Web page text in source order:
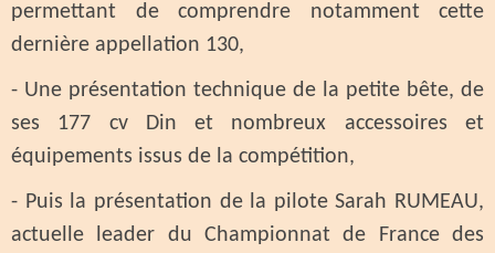
permettant de comprendre notamment cette
dernière appellation 130,
- Une présentation technique de la petite bête, de
ses 177 cv Din et nombreux accessoires et
équipements issus de la compétition,
- Puis la présentation de la pilote Sarah RUMEAU,
actuelle leader du Championnat de France des